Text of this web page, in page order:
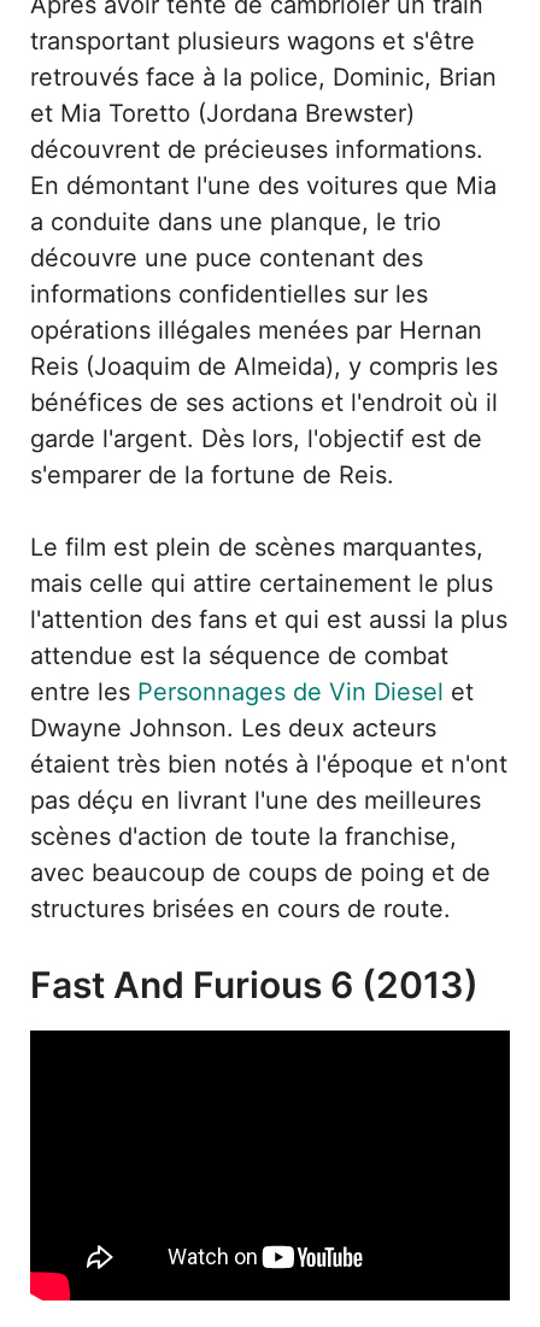
transportant plusieurs wagons et s'être
retrouvés face à la police, Dominic, Brian
et Mia Toretto (Jordana Brewster)
découvrent de précieuses informations.
En démontant l'une des voitures que Mia
a conduite dans une planque, le trio
découvre une puce contenant des
informations confidentielles sur les
opérations illégales menées par Hernan
Reis (Joaquim de Almeida), y compris les
bénéfices de ses actions et l'endroit où il
garde l'argent. Dès lors, l'objectif est de
s'emparer de la fortune de Reis.
Le film est plein de scènes marquantes,
mais celle qui attire certainement le plus
l'attention des fans et qui est aussi la plus
attendue est la séquence de combat
entre les Personnages de Vin Diesel et
Dwayne Johnson. Les deux acteurs
étaient très bien notés à l'époque et n'ont
pas déçu en livrant l'une des meilleures
scènes d'action de toute la franchise,
avec beaucoup de coups de poing et de
structures brisées en cours de route.
Fast And Furious 6 (2013)